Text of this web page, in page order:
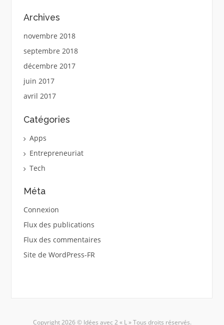
Archives
novembre 2018
septembre 2018
décembre 2017
juin 2017
avril 2017
Catégories
Apps
Entrepreneuriat
Tech
Méta
Connexion
Flux des publications
Flux des commentaires
Site de WordPress-FR
Copyright 2026 © Idées avec 2 « L » Tous droits réservés.